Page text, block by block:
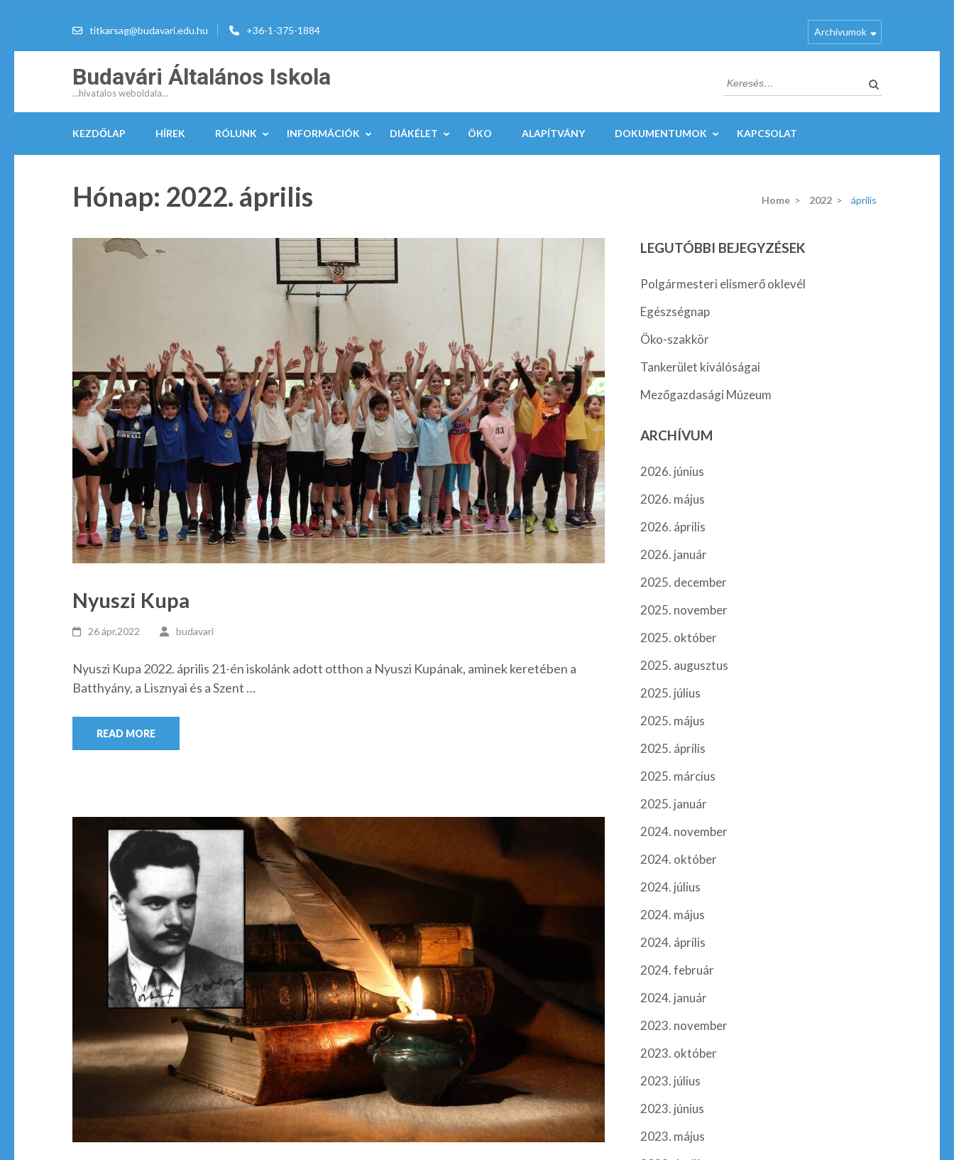
titkarsag@budavari.edu.hu +36-1-375-1884 Archívumok
Budavári Általános Iskola
…hivatalos weboldala…
KEZDŐLAP HÍREK RÓLUNK INFORMÁCIÓK DIÁKÉLET ÖKO ALAPÍTVÁNY DOKUMENTUMOK KAPCSOLAT
Hónap: 2022. április Home > 2022 > április
Nyuszi Kupa
26 ápr,2022 budavari
Nyuszi Kupa 2022. április 21-én iskolánk adott otthon a Nyuszi Kupának, aminek keretében a
Batthyány, a Lisznyai és a Szent …
READ MORE
LEGUTÓBBI BEJEGYZÉSEK
Polgármesteri elismerő oklevél
Egészségnap
Öko-szakkör
Tankerület kiválóságai
Mezőgazdasági Múzeum
ARCHÍVUM
2026. június
2026. május
2026. április
2026. január
2025. december
2025. november
2025. október
2025. augusztus
2025. július
2025. május
2025. április
2025. március
2025. január
2024. november
2024. október
2024. július
2024. május
2024. április
2024. február
2024. január
2023. november
2023. október
2023. július
2023. június
2023. május